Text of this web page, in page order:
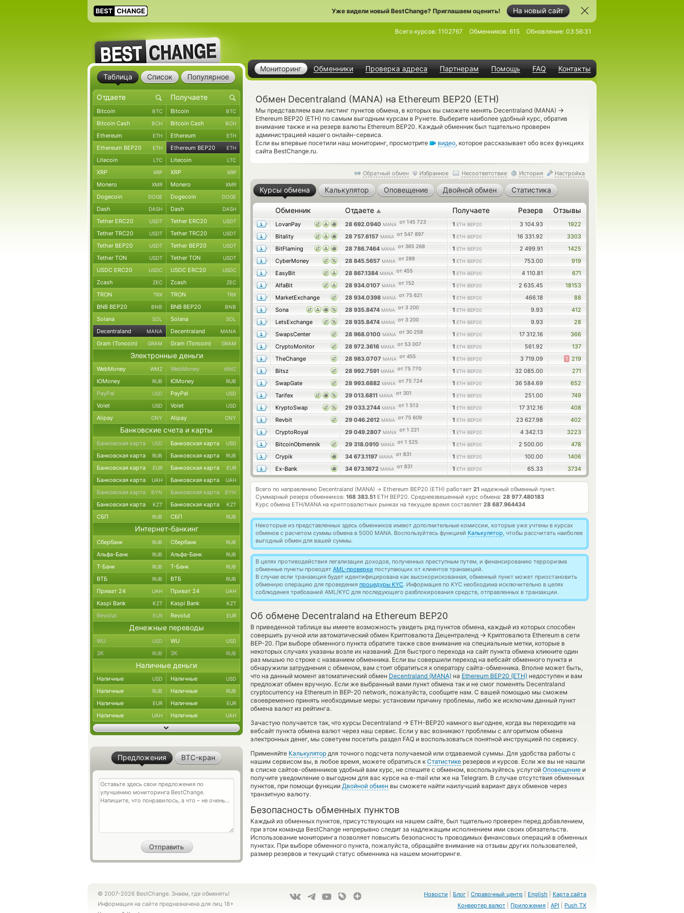
На новый сайт
Уже видели новый BestChange? Приглашаем оценить!
Мониторинг Обменники Проверка адреса Партнерам Помощь FAQ Контакты
Всего курсов: 1102767 Обменников: 615 Обновление: 03:56:31
Обмен Decentraland (MANA) на Ethereum BEP20 (ETH)
Мы представляем вам листинг пунктов обмена, в которых вы сможете менять Decentraland (MANA) →
Ethereum BEP20 (ETH) по самым выгодным курсам в Рунете. Выберите наиболее удобный курс, обратив
внимание также и на резерв валюты Ethereum BEP20. Каждый обменник был тщательно проверен
администрацией нашего онлайн-сервиса.
Если вы впервые посетили наш мониторинг, просмотрите
видео, которое рассказывает обо всех функциях
сайта BestChange.ru.
Обратный обмен Избранное Несоответствие История Настройка
Курсы обмена Калькулятор Оповещение Двойной обмен Статистика
Обменник Отдаете ▲ Получаете Резерв Отзывы
LovanPay 28 692.0940 MANA от 145 723 1 ETH BEP20 3 104.93
1922
Bitality
28 757.6157 MANA от 547 897 1 ETH BEP20 16 331.92
3303
BitFlaming
28 786.7464 MANA от 365 268 1 ETH BEP20 2 499.91
1425
CyberMoney
28 845.5657 MANA от 289 1 ETH BEP20 753.00
919
EasyBit
28 867.1384 MANA от 455 1 ETH BEP20 4 110.81
671
AlfaBit
28 934.0107 MANA от 152 1 ETH BEP20 2 635.45
18153
MarketExchange
28 934.0398 MANA от 75 621 1 ETH BEP20 466.18
88
Sona
28 935.8474 MANA от 3 200 1 ETH BEP20 9.93
412
LetsExchange
28 935.8474 MANA от 3 200 1 ETH BEP20 9.93
28
SwapsCenter
28 968.0100 MANA от 30 258 1 ETH BEP20 17 312.16
366
CryptoMonitor
28 972.3616 MANA от 53 007 1 ETH BEP20 561.92
137
TheChange
28 983.0707 MANA от 455 1 ETH BEP20 3 719.09 1 219
Bitsz
28 992.7591 MANA от 75 770 1 ETH BEP20 32 085.00
271
SwapGate
28 993.6882 MANA от 75 724 1 ETH BEP20 36 584.69
652
Tarifex
29 013.6811 MANA от 301 1 ETH BEP20 251.00
749
KryptoSwap
29 033.2744 MANA от 1 513 1 ETH BEP20 17 312.16
408
Revbit
29 046.2612 MANA от 75 609 1 ETH BEP20 23 627.98
402
CryptoRoyal
29 049.2807 MANA от 1 221 1 ETH BEP20 4 342.13
3223
BitcoinObmennik
29 318.0910 MANA от 1 525 1 ETH BEP20 2 500.00
478
Crypik
34 673.1197 MANA от 831 1 ETH BEP20 100.00
1406
Ex-Bank
34 673.1672 MANA от 831 1 ETH BEP20 65.33 3734
Всего по направлению Decentraland (MANA) → Ethereum BEP20 (ETH) работает 21 надежный обменный пункт.
Суммарный резерв обменников: 168 383.51 ETH BEP20. Средневзвешенный курс обмена: 28 977.480183
Курс обмена ETH/MANA на криптовалютных рынках на текущее время составляет 28 687.964434
Некоторые из представленных здесь обменников имеют дополнительные комиссии, которые уже учтены в курсах
обменов с расчетом суммы обмена в 5000 MANA. Воспользуйтесь функцией Калькулятор, чтобы рассчитать наиболее
выгодный обмен для вашей суммы.
В целях противодействия легализации доходов, полученных преступным путем, и финансированию терроризма
обменные пункты проводят AML-проверки поступающих от клиентов транзакций.
В случае если транзакция будет идентифицирована как высокорискованная, обменный пункт может приостановить
обменную операцию для проведения процедуры KYC. Информация по KYC необходима исключительно в целях
соблюдения требований AML/KYC для последующего разблокирования средств, отправленных в транзакции.
Об обмене Decentraland на Ethereum BEP20
В приведенной таблице вы имеете возможность увидеть ряд пунктов обмена, каждый из которых способен
совершить ручной или автоматический обмен Криптовалюта Децентраленд → Криптовалюта Ethereum в сети
BEP-20. При выборе обменного пункта обратите также свое внимание на специальные метки, которые в
некоторых случаях указаны возле их названий. Для быстрого перехода на сайт пункта обмена кликните один
раз мышью по строке с названием обменника. Если вы совершили переход на вебсайт обменного пункта и
обнаружили затруднения с обменом, вам стоит обратиться к оператору сайта-обменника. Вполне может быть,
что на данный момент автоматический обмен Decentraland (MANA) на Ethereum BEP20 (ETH) недоступен и вам
предложат обмен вручную. Если же выбранный вами пункт обмена так и не смог поменять Decentraland
cryptocurrency на Ethereum in BEP-20 network, пожалуйста, сообщите нам. С вашей помощью мы сможем
своевременно принять необходимые меры: установим причину проблемы, либо же исключим данный пункт
обмена валют из рейтинга.
Зачастую получается так, что курсы Decentraland → ETH-BEP20 намного выгоднее, когда вы переходите на
вебсайт пункта обмена валют через наш сервис. Если у вас возникают проблемы с алгоритмом обмена
электронных денег, мы советуем посетить раздел FAQ и воспользоваться понятной инструкцией по сервису.
Применяйте Калькулятор для точного подсчета получаемой или отдаваемой суммы. Для удобства работы с
нашим сервисом вы, в любое время, можете обратиться к Статистике резервов и курсов. Если же вы не нашли
в списке сайтов-обменников удобный вам курс, не спешите с обменом, воспользуйтесь услугой Оповещение и
получите уведомление о выгодном для вас курсе на e-mail или же на Telegram. В случае отсутствия обменных
пунктов, при помощи функции Двойной обмен вы сможете найти наилучший вариант двух обменов через
транзитную валюту.
Безопасность обменных пунктов
Каждый из обменных пунктов, присутствующих на нашем сайте, был тщательно проверен перед добавлением,
при этом команда BestChange непрерывно следит за надлежащим исполнением ими своих обязательств.
Использование мониторинга позволяет повысить безопасность проводимых финансовых операций в обменных
пунктах. При выборе обменного пункта, пожалуйста, обращайте внимание на отзывы других пользователей,
размер резервов и текущий статус обменника на нашем мониторинге.
Таблица Список Популярное
Bitcoin BTC Bitcoin BTC
Bitcoin Cash BCH Bitcoin Cash BCH
Ethereum ETH Ethereum ETH
Ethereum BEP20 ETH Ethereum BEP20 ETH
Litecoin LTC Litecoin LTC
XRP XRP XRP XRP
Monero XMR Monero XMR
Dogecoin DOGE Dogecoin DOGE
Dash DASH Dash DASH
Tether ERC20 USDT Tether ERC20 USDT
Tether TRC20 USDT Tether TRC20 USDT
Tether BEP20 USDT Tether BEP20 USDT
Tether TON USDT Tether TON USDT
USDC ERC20 USDC USDC ERC20 USDC
Zcash ZEC Zcash ZEC
TRON TRX TRON TRX
BNB BEP20 BNB BNB BEP20 BNB
Solana SOL Solana SOL
Decentraland MANA Decentraland MANA
Gram (Toncoin) GRAM Gram (Toncoin) GRAM
Электронные деньги
WebMoney WMZ WebMoney WMZ
ЮMoney RUB ЮMoney RUB
PayPal USD PayPal USD
Volet USD Volet USD
Alipay CNY Alipay CNY
Банковские счета и карты
Банковская карта USD Банковская карта USD
Банковская карта RUB Банковская карта RUB
Банковская карта EUR Банковская карта EUR
Банковская карта UAH Банковская карта UAH
Банковская карта BYN Банковская карта BYN
Банковская карта KZT Банковская карта KZT
СБП RUB СБП RUB
Интернет-банкинг
Сбербанк RUB Сбербанк RUB
Альфа-Банк RUB Альфа-Банк RUB
Т-Банк RUB Т-Банк RUB
ВТБ RUB ВТБ RUB
Приват 24 UAH Приват 24 UAH
Kaspi Bank KZT Kaspi Bank KZT
Revolut EUR Revolut EUR
Денежные переводы
WU USD WU USD
ЗК RUB ЗК RUB
Наличные деньги
Наличные USD Наличные USD
Наличные RUB Наличные RUB
Наличные EUR Наличные EUR
Наличные UAH Наличные UAH
Предложения BTC-кран
© 2007-2026 BestChange. Знаем, где обменять!
Информация на сайте предназначена для лиц 18+
Новости Блог Справочный центр English
Карта сайта
Конвертер валют
Приложения API Push TX